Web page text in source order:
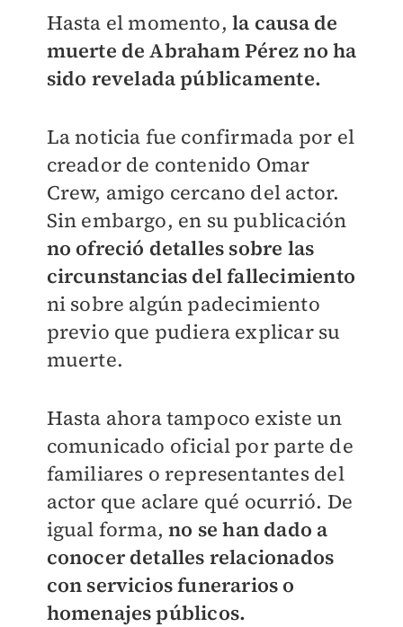
Hasta el momento,la causa de
muerte de Abraham Pérez no ha
sido revelada públicamente.
La noticia fue confirmada por el
creador de contenido Omar
Crew, amigo cercano del actor.
Sin embargo, en su publicación
no ofreció detalles sobre las
circunstancias del fallecimiento
ni sobre algún padecimiento
previo que pudiera explicar su
muerte.
Hasta ahora tampoco existe un
comunicado oficial por parte de
familiares o representantes del
actor que aclare qué ocurrió. De
igual forma,no se han dado a
conocer detalles relacionados
con servicios funerarios o
homenajes públicos.